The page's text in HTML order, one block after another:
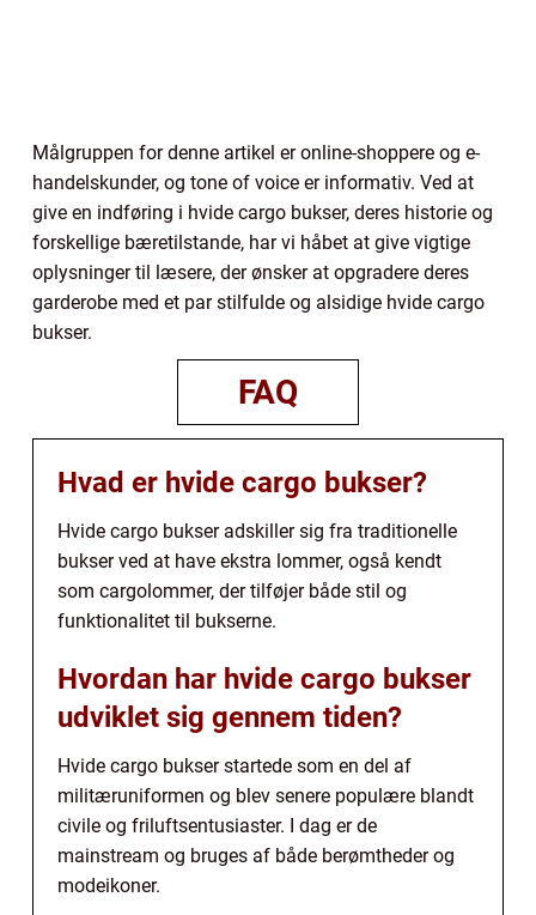
Målgruppen for denne artikel er online-shoppere og e-
handelskunder, og tone of voice er informativ. Ved at
give en indføring i hvide cargo bukser, deres historie og
forskellige bæretilstande, har vi håbet at give vigtige
oplysninger til læsere, der ønsker at opgradere deres
garderobe med et par stilfulde og alsidige hvide cargo
bukser.
FAQ
Hvad er hvide cargo bukser?
Hvide cargo bukser adskiller sig fra traditionelle
bukser ved at have ekstra lommer, også kendt
som cargolommer, der tilføjer både stil og
funktionalitet til bukserne.
Hvordan har hvide cargo bukser
udviklet sig gennem tiden?
Hvide cargo bukser startede som en del af
militæruniformen og blev senere populære blandt
civile og friluftsentusiaster. I dag er de
mainstream og bruges af både berømtheder og
modeikoner.